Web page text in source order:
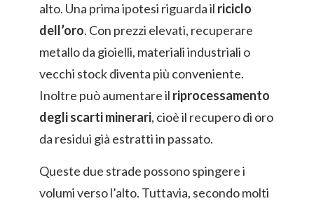
alto. Una prima ipotesi riguarda il riciclo
dell’oro. Con prezzi elevati, recuperare
metallo da gioielli, materiali industriali o
vecchi stock diventa più conveniente.
Inoltre può aumentare il riprocessamento
degli scarti minerari, cioè il recupero di oro
da residui già estratti in passato.
Queste due strade possono spingere i
volumi verso l’alto. Tuttavia, secondo molti